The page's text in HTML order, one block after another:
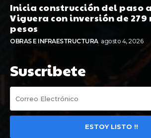
Inicia construcción del paso
Viguera con inversión de
pesos
OBRAS E INFRAESTRUCTURA agosto 4, 2026
Suscribete
ESTOY LISTO !!